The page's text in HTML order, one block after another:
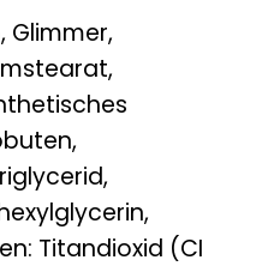
Glimmer,
Titandioxid (CI